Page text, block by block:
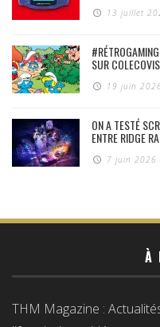
13 juillet
SUR
19 juin
ON A TESTÉ
ENTRE RIDGE
7 juin 2026
À
THM Magazine :